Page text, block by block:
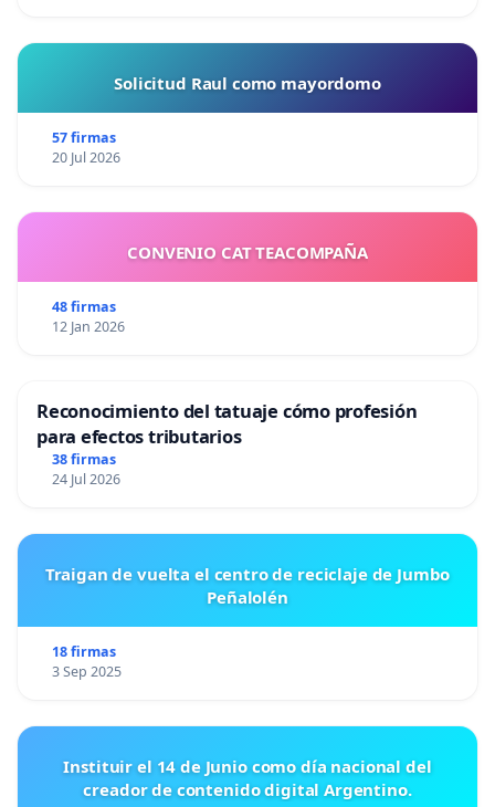
Solicitud Raul como mayordomo
57 firmas
20 Jul 2026
CONVENIO CAT TEACOMPAÑA
48 firmas
12 Jan 2026
Reconocimiento del tatuaje cómo profesión
para efectos tributarios
38 firmas
24 Jul 2026
Traigan de vuelta el centro de reciclaje de Jumbo
Peñalolén
18 firmas
3 Sep 2025
Instituir el 14 de Junio como día nacional del
creador de contenido digital Argentino.